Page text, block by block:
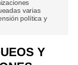
varias
política y
Y